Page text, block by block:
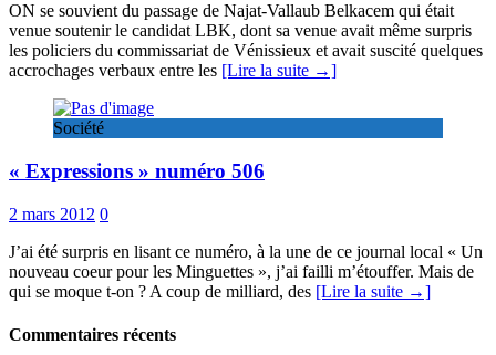
ON se souvient du passage de Najat-Vallaub Belkacem qui était
venue soutenir le candidat LBK, dont sa venue avait même surpris
les policiers du commissariat de Vénissieux et avait suscité quelques
accrochages verbaux entre les [Lire la suite →]
Société
« Expressions » numéro 506
2 mars 2012 0
J’ai été surpris en lisant ce numéro, à la une de ce journal local « Un
nouveau coeur pour les Minguettes », j’ai failli m’étouffer. Mais de
qui se moque t-on ? A coup de milliard, des [Lire la suite →]
Commentaires récents